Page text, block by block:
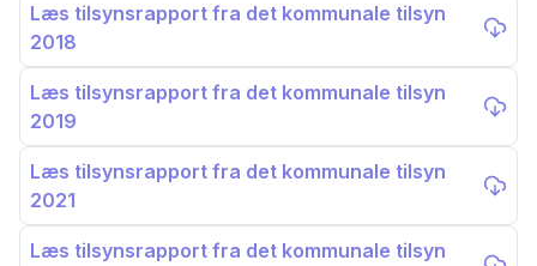
Læs tilsynsrapport fra det kommunale tilsyn
2018
Læs tilsynsrapport fra det kommunale tilsyn
2019
Læs tilsynsrapport fra det kommunale tilsyn
2021
Læs tilsynsrapport fra det kommunale tilsyn